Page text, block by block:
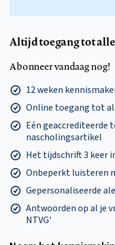
Altijd toegang tot
Abonneer vandaag nog!
12 weken
Online toegang tot
Eén geaccrediteerde
nascholingsartikel
Het tijdschrift 3 keer
Onbeperkt luisteren
Gepersonaliseerde
Antwoorden op al je
NTVG'